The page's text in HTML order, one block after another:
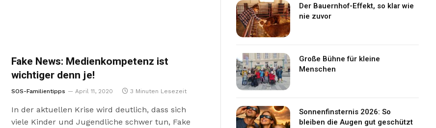
Fake News: Medienkompetenz ist
wichtiger denn je!
SOS-Familientipps April 11, 2020 3 Minuten Lesezeit
In der aktuellen Krise wird deutlich, dass sich
viele Kinder und Jugendliche schwer tun, Fake
Der Bauernhof-Effekt, so klar wie
nie zuvor
Große Bühne für kleine
Menschen
Sonnenfinsternis 2026: So
bleiben die Augen gut geschützt